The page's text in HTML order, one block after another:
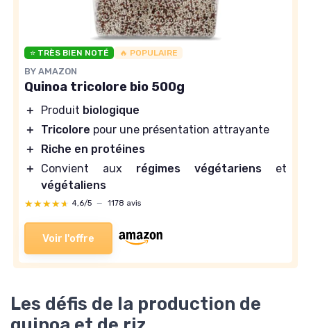
⭐ TRÈS BIEN NOTÉ 🔥 POPULAIRE
BY AMAZON
Quinoa tricolore bio 500g
＋ Produit biologique
＋
Tricolore pour une présentation attrayante
＋
Riche en protéines
＋
Convient aux régimes végétariens et
végétaliens
★★★★★
★★★★★ 4,6/5 — 1178 avis
Voir l'offre
Les défis de la production de